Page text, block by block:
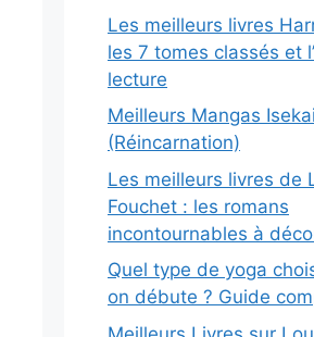
Les meilleurs livres
les 7 tomes classés et
lecture
Meilleurs Mangas Isekai
(Réincarnation)
Les meilleurs livres de
Fouchet : les romans
incontournables à
Quel type de yoga
on débute ? Guide